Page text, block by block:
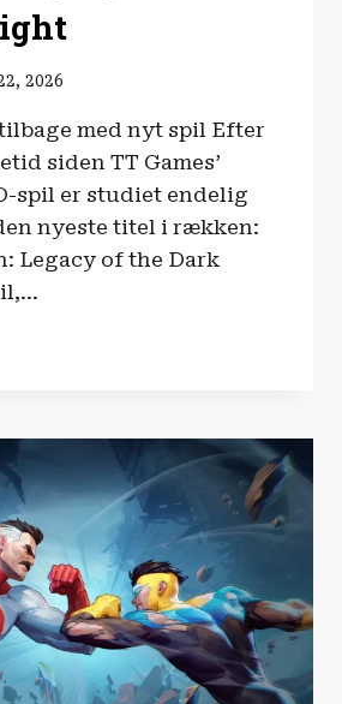
2026
med nyt spil Efter
siden TT Games’
spil er studiet endelig
nyeste titel i rækken:
Legacy of the Dark